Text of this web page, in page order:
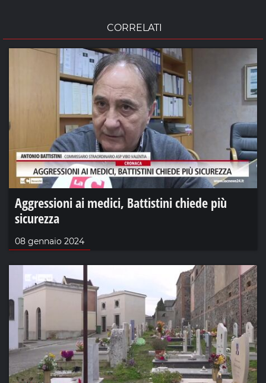
CORRELATI
Aggressioni ai medici, Battistini chiede più
sicurezza
08 gennaio 2024